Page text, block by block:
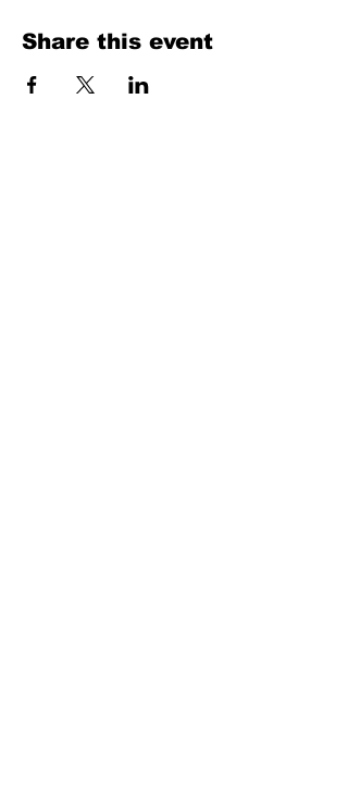
Share this event